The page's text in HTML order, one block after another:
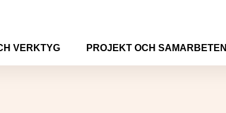
VERKTYG PROJEKT OCH SAMARBETEN